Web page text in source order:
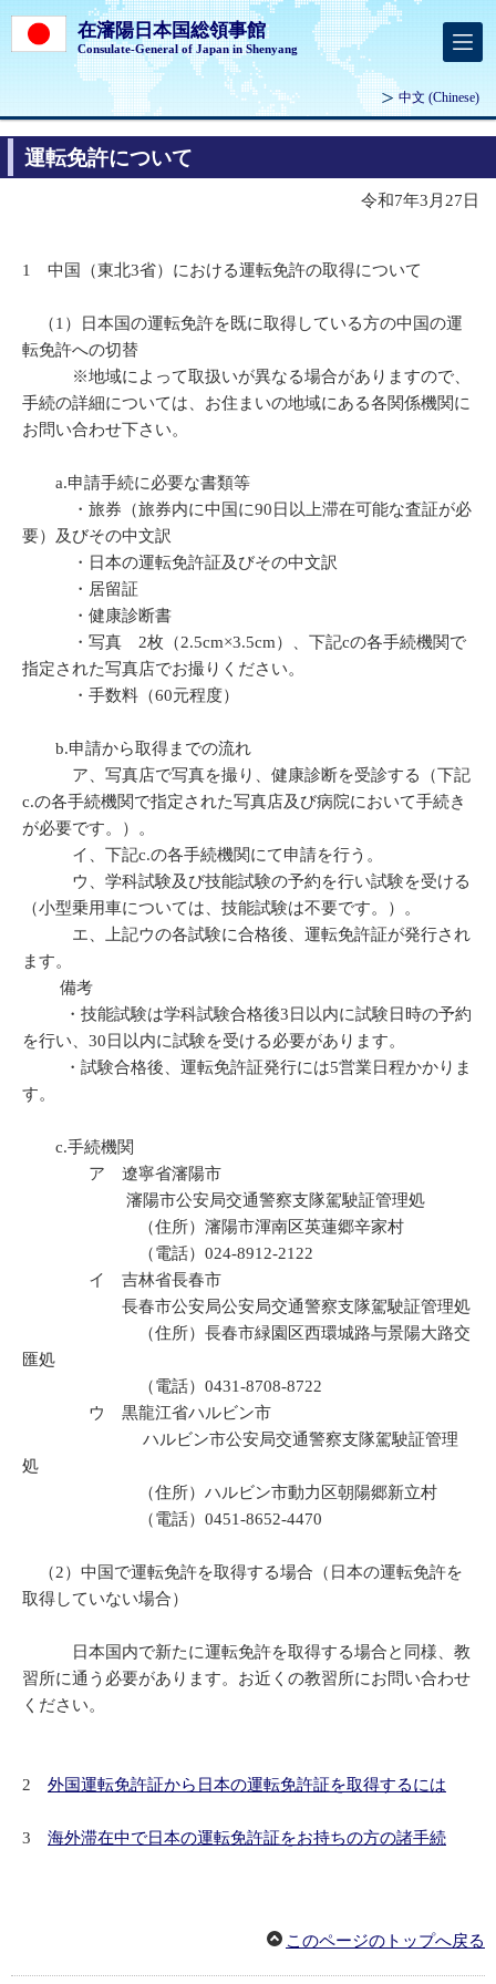
在瀋陽日本国総領事館
Consulate-General of Japan in Shenyang
中文 (Chinese)
運転免許について
令和7年3月27日
1 中国（東北3省）における運転免許の取得について
（1）日本国の運転免許を既に取得している方の中国の運
転免許への切替
※地域によって取扱いが異なる場合がありますので、
手続の詳細については、お住まいの地域にある各関係機関に
お問い合わせ下さい。
a.申請手続に必要な書類等
・旅券（旅券内に中国に90日以上滞在可能な査証が必
要）及びその中文訳
・日本の運転免許証及びその中文訳
・居留証
・健康診断書
・写真 2枚（2.5cm×3.5cm）、下記cの各手続機関で
指定された写真店でお撮りください。
・手数料（60元程度）
b.申請から取得までの流れ
ア、写真店で写真を撮り、健康診断を受診する（下記
c.の各手続機関で指定された写真店及び病院において手続き
が必要です。）。
イ、下記c.の各手続機関にて申請を行う。
ウ、学科試験及び技能試験の予約を行い試験を受ける
（小型乗用車については、技能試験は不要です。）。
エ、上記ウの各試験に合格後、運転免許証が発行され
ます。
備考
・技能試験は学科試験合格後3日以内に試験日時の予約
を行い、30日以内に試験を受ける必要があります。
・試験合格後、運転免許証発行には5営業日程かかりま
す。
c.手続機関
ア 遼寧省瀋陽市
瀋陽市公安局交通警察支隊駕駛証管理処
（住所）瀋陽市渾南区英蓮郷辛家村
（電話）024-8912-2122
イ 吉林省長春市
長春市公安局公安局交通警察支隊駕駛証管理処
（住所）長春市緑園区西環城路与景陽大路交
匯処
（電話）0431-8708-8722
ウ 黒龍江省ハルビン市
ハルビン市公安局交通警察支隊駕駛証管理
処
（住所）ハルビン市動力区朝陽郷新立村
（電話）0451-8652-4470
（2）中国で運転免許を取得する場合（日本の運転免許を
取得していない場合）
日本国内で新たに運転免許を取得する場合と同様、教
習所に通う必要があります。お近くの教習所にお問い合わせ
ください。
2 外国運転免許証から日本の運転免許証を取得するには
3 海外滞在中で日本の運転免許証をお持ちの方の諸手続
このページのトップへ戻る